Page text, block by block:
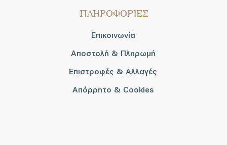
ΠΛΗΡΟΦΟΡΙΕΣ
Επικοινωνία
Αποστολή & Πληρωμή
Επιστροφές & Αλλαγές
Απόρρητο & Cookies